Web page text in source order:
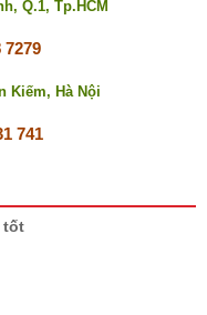
Q.1, Tp.HCM
7279
Kiếm, Hà Nội
741
tốt